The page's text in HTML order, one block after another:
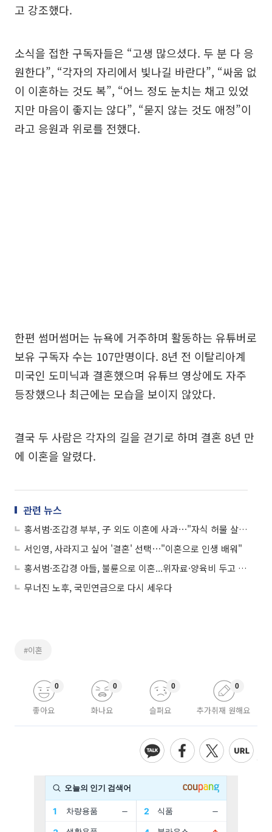
고 강조했다.
소식을 접한 구독자들은 “고생 많으셨다. 두 분 다 응
원한다”, “각자의 자리에서 빛나길 바란다”, “싸움 없
이 이혼하는 것도 복”, “어느 정도 눈치는 채고 있었
지만 마음이 좋지는 않다”, “묻지 않는 것도 애정”이
라고 응원과 위로를 전했다.
한편 썸머썸머는 뉴욕에 거주하며 활동하는 유튜버로
보유 구독자 수는 107만명이다. 8년 전 이탈리아계
미국인 도미닉과 결혼했으며 유튜브 영상에도 자주
등장했으나 최근에는 모습을 보이지 않았다.
결국 두 사람은 각자의 길을 걷기로 하며 결혼 8년 만
에 이혼을 알렸다.
관련 뉴스
홍서범·조갑경 부부, 子 외도 이혼에 사과⋯"자식 허물 살피지 못해, 엄중 지도할 것"
서인영, 사라지고 싶어 '결혼' 선택⋯"이혼으로 인생 배워"
홍서범·조갑경 아들, 불륜으로 이혼...위자료·양육비 두고 공방
무너진 노후, 국민연금으로 다시 세우다
#이혼
좋아요
0
화나요
0
슬퍼요
0
추가취재 원해요
0